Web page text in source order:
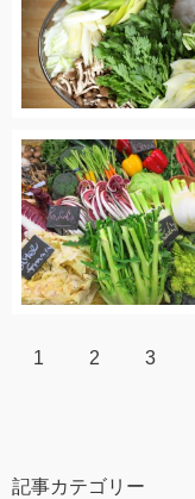
1 2 3
記事カテゴリー